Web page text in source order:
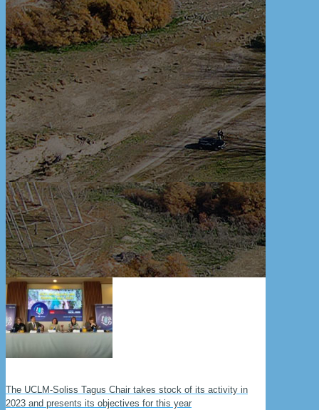
The UCLM-Soliss Tagus Chair takes stock of its activity in
2023 and presents its objectives for this year